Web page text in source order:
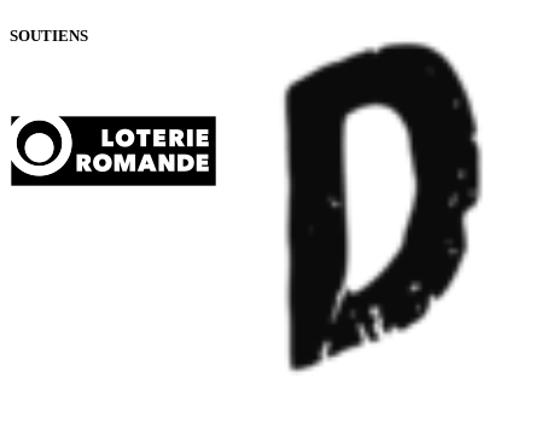
SOUTIENS